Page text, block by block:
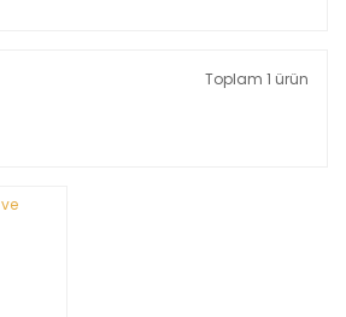
Toplam 1 ürün